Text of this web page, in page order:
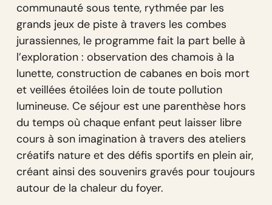
communauté sous tente, rythmée par les
grands jeux de piste à travers les combes
jurassiennes, le programme fait la part belle à
l’exploration : observation des chamois à la
lunette, construction de cabanes en bois mort
et veillées étoilées loin de toute pollution
lumineuse. Ce séjour est une parenthèse hors
du temps où chaque enfant peut laisser libre
cours à son imagination à travers des ateliers
créatifs nature et des défis sportifs en plein air,
créant ainsi des souvenirs gravés pour toujours
autour de la chaleur du foyer.